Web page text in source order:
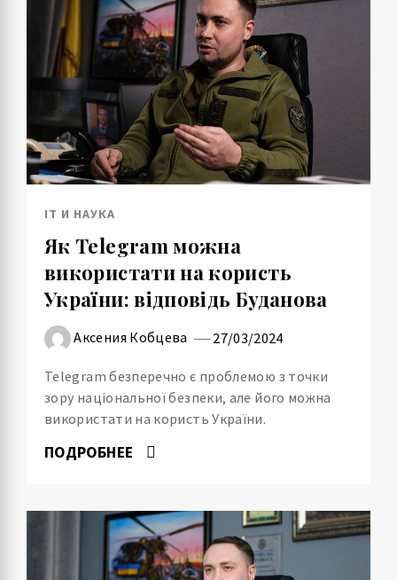
IT И НАУКА
Як Telegram можна
використати на користь
України: відповідь Буданова
Аксения Кобцева 27/03/2024
Telegram безперечно є проблемою з точки
зору національної безпеки, але його можна
використати на користь України.
ПОДРОБНЕЕ